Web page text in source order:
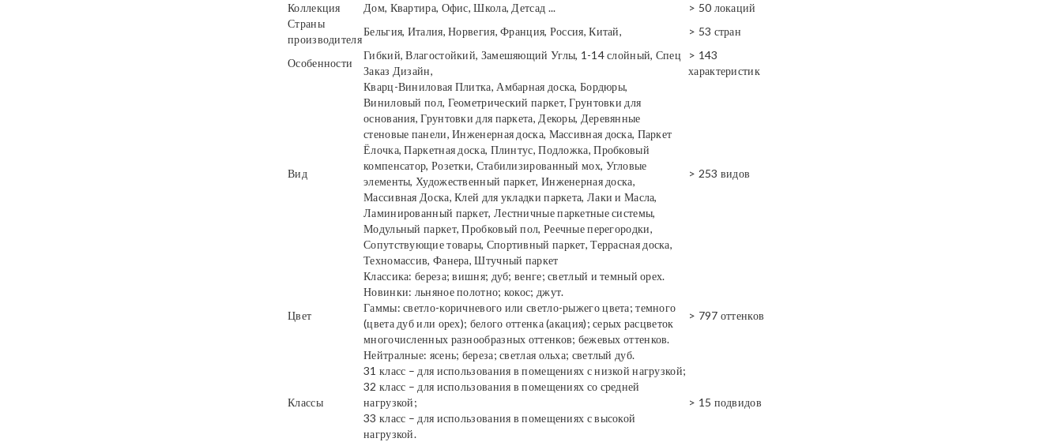
Коллекция
Дом, Квартира, Офис, Школа, Детсад ...
> 50 локаций
Страны
производителя
Бельгия, Италия, Норвегия, Франция, Россия, Китай, > 53 стран
Особенности
Гибкий, Влагостойкий, Замешяющий Углы, 1-14 слойный, Спец
Заказ Дизайн,
> 143
характеристик
Вид
Кварц-Виниловая Плитка, Амбарная доска, Бордюры,
Виниловый пол, Геометрический паркет, Грунтовки для
основания, Грунтовки для паркета, Декоры, Деревянные
стеновые панели, Инженерная доска, Массивная доска, Паркет
Ёлочка, Паркетная доска, Плинтус, Подложка, Пробковый
компенсатор, Розетки, Стабилизированный мох, Угловые
элементы, Художественный паркет, Инженерная доска,
Массивная Доска, Клей для укладки паркета, Лаки и Масла,
Ламинированный паркет, Лестничные паркетные системы,
Модульный паркет, Пробковый пол, Реечные перегородки,
Сопутствующие товары, Спортивный паркет, Террасная доска,
Техномассив, Фанера, Штучный паркет
> 253 видов
Цвет
Классика: береза; вишня; дуб; венге; светлый и темный орех.
Новинки: льняное полотно; кокос; джут.
Гаммы: светло-коричневого или светло-рыжего цвета; темного
(цвета дуб или орех); белого оттенка (акация); серых расцветок
многочисленных разнообразных оттенков; бежевых оттенков.
Нейтралные: ясень; береза; светлая ольха; светлый дуб.
> 797 оттенков
Классы
31 класс – для использования в помещениях с низкой нагрузкой;
32 класс – для использования в помещениях со средней
нагрузкой;
33 класс – для использования в помещениях с высокой
нагрузкой.
> 15 подвидов